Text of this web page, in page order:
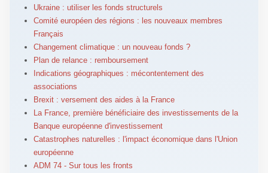
Ukraine : utiliser les fonds structurels
Comité européen des régions : les nouveaux membres
Français
Changement climatique : un nouveau fonds ?
Plan de relance : remboursement
Indications géographiques : mécontentement des
associations
Brexit : versement des aides à la France
La France, première bénéficiaire des investissements de la
Banque européenne d'investissement
Catastrophes naturelles : l'impact économique dans l'Union
européenne
ADM 74 - Sur tous les fronts